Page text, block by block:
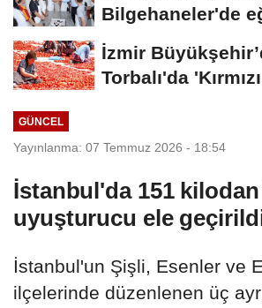
Bilgehaneler'de
İzmir
Torbalı'da
GÜNCEL
Yayınlanma: 07 Temmuz 2026 - 18:54
İstanbul'da 151
uyuşturucu ele
İstanbul'un Şişli, Esenler ve
ilçelerinde düzenlenen üç